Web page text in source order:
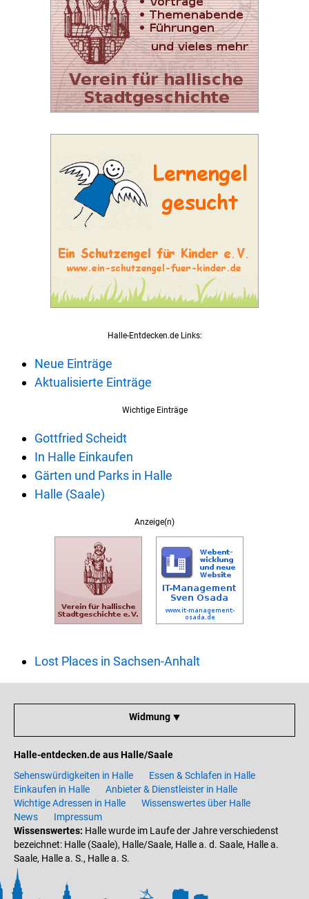
Halle-Entdecken.de Links:
Neue Einträge
Aktualisierte Einträge
Wichtige Einträge
Gottfried Scheidt
In Halle Einkaufen
Gärten und Parks in Halle
Halle (Saale)
Anzeige(n)
Lost Places in Sachsen-Anhalt
Widmung ⯆
Halle-entdecken.de aus Halle/Saale
Sehenswürdigkeiten in Halle
Essen & Schlafen in Halle
Einkaufen in Halle
Anbieter & Dienstleister in Halle
Wichtige Adressen in Halle
Wissenswertes über Halle
News
Impressum
Wissenswertes: Halle wurde im Laufe der Jahre verschiedenst
bezeichnet: Halle (Saale), Halle/Saale, Halle a. d. Saale, Halle a.
Saale, Halle a. S., Halle a. S.